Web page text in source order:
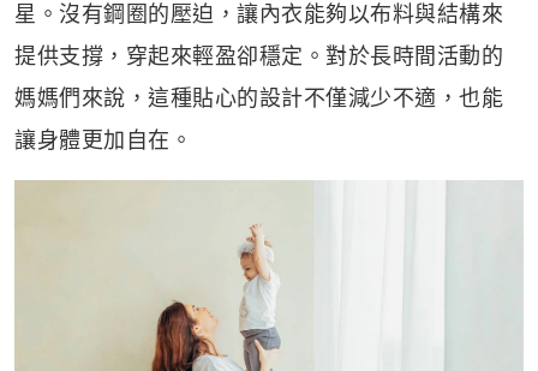
星。沒有鋼圈的壓迫，讓內衣能夠以布料與結構來
提供支撐，穿起來輕盈卻穩定。對於長時間活動的
媽媽們來說，這種貼心的設計不僅減少不適，也能
讓身體更加自在。